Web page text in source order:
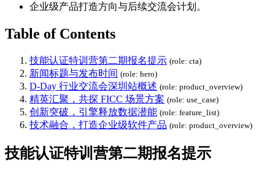
企业级产品打造方向与后续交流会计划。
Table of Contents
技能认证特训营第二期报名提示 (role: cta)
新闻标题与发布时间 (role: hero)
D-Day 行业交流会深圳站概述 (role: product_overview)
精英汇聚，共探 FICC 场景方案 (role: use_case)
创新突破，引擎释放数据潜能 (role: feature_list)
技术融合，打造企业级软件产品 (role: product_overview)
技能认证特训营第二期报名提示